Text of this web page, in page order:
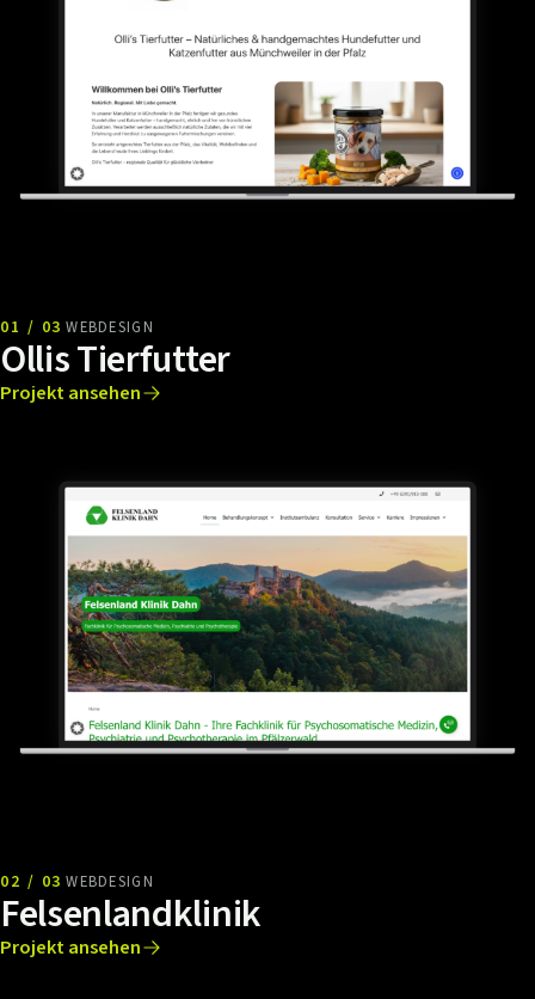
01 / 03 WEBDESIGN
Ollis Tierfutter
Projekt ansehen
02 / 03 WEBDESIGN
Felsenlandklinik
Projekt ansehen